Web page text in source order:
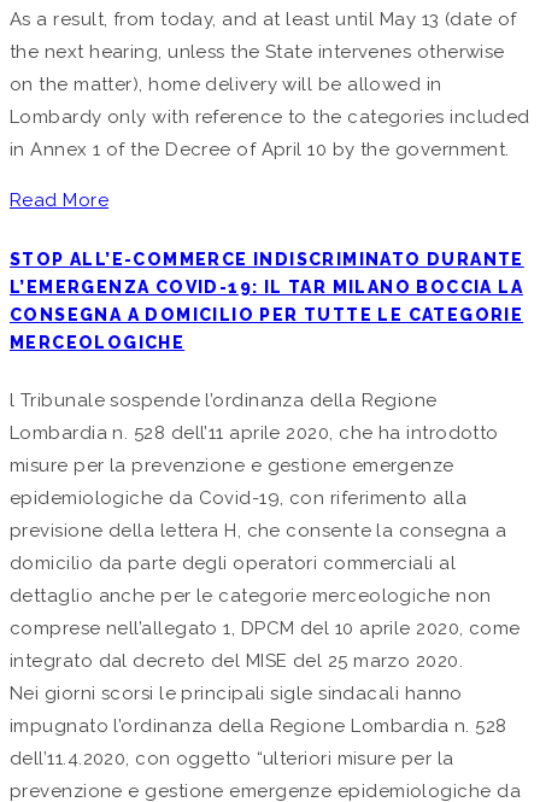
As a result, from today, and at least until May 13 (date of
the next hearing, unless the State intervenes otherwise
on the matter), home delivery will be allowed in
Lombardy only with reference to the categories included
in Annex 1 of the Decree of April 10 by the government.
Read More
STOP ALL’E-COMMERCE INDISCRIMINATO DURANTE
L’EMERGENZA COVID-19: IL TAR MILANO BOCCIA LA
CONSEGNA A DOMICILIO PER TUTTE LE CATEGORIE
MERCEOLOGICHE
l Tribunale sospende l’ordinanza della Regione
Lombardia n. 528 dell’11 aprile 2020, che ha introdotto
misure per la prevenzione e gestione emergenze
epidemiologiche da Covid-19, con riferimento alla
previsione della lettera H, che consente la consegna a
domicilio da parte degli operatori commerciali al
dettaglio anche per le categorie merceologiche non
comprese nell’allegato 1, DPCM del 10 aprile 2020, come
integrato dal decreto del MISE del 25 marzo 2020.
Nei giorni scorsi le principali sigle sindacali hanno
impugnato l’ordinanza della Regione Lombardia n. 528
dell’11.4.2020, con oggetto “ulteriori misure per la
prevenzione e gestione emergenze epidemiologiche da